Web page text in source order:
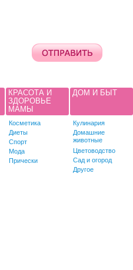
КРАСОТА И
ЗДОРОВЬЕ
МАМЫ
Косметика
Диеты
Спорт
Мода
Прически
ДОМ И БЫТ
Кулинария
Домашние
животные
Цветоводство
Сад и огород
Другое